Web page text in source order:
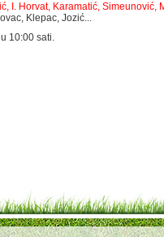
I. Horvat, Karamatić,
Klepac, Jozić...
10:00 sati.